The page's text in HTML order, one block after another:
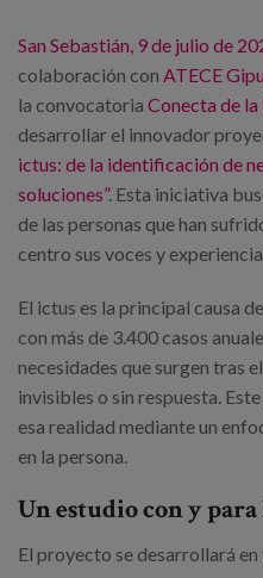
Prensa
Trabaja con nosotros
Canal de denuncias
es
San Sebastián, 9 de julio de
colaboración con ATECE
la convocatoria Conecta de la
desarrollar el innovador
ictus: de la identificación de
soluciones”. Esta iniciativa
de las personas que han
centro sus voces y
El ictus es la principal causa
con más de 3.400 casos
necesidades que surgen tras
invisibles o sin respuesta.
esa realidad mediante un
en la persona.
Un estudio con y para
El proyecto se desarrollará en